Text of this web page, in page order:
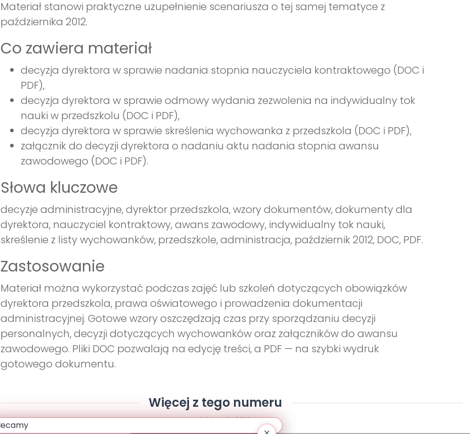
Materiał stanowi praktyczne uzupełnienie scenariusza o tej samej tematyce z
października 2012.
Co zawiera materiał
decyzja dyrektora w sprawie nadania stopnia nauczyciela kontraktowego (DOC i
PDF),
decyzja dyrektora w sprawie odmowy wydania zezwolenia na indywidualny tok
nauki w przedszkolu (DOC i PDF),
decyzja dyrektora w sprawie skreślenia wychowanka z przedszkola (DOC i PDF),
załącznik do decyzji dyrektora o nadaniu aktu nadania stopnia awansu
zawodowego (DOC i PDF).
Słowa kluczowe
decyzje administracyjne, dyrektor przedszkola, wzory dokumentów, dokumenty dla
dyrektora, nauczyciel kontraktowy, awans zawodowy, indywidualny tok nauki,
skreślenie z listy wychowanków, przedszkole, administracja, październik 2012, DOC, PDF.
Zastosowanie
Materiał można wykorzystać podczas zajęć lub szkoleń dotyczących obowiązków
dyrektora przedszkola, prawa oświatowego i prowadzenia dokumentacji
administracyjnej. Gotowe wzory oszczędzają czas przy sporządzaniu decyzji
personalnych, decyzji dotyczących wychowanków oraz załączników do awansu
zawodowego. Pliki DOC pozwalają na edycję treści, a PDF — na szybki wydruk
gotowego dokumentu.
Więcej z tego numeru
Październik 2012